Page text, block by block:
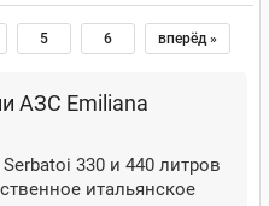
5 6 вперёд »
АЗС Emiliana
330 и 440 литров
итальянское